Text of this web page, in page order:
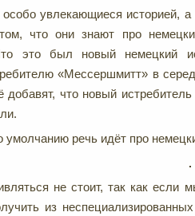
увлекающиеся историей, а
что они знают про
это был новый немецкий
«Мессершмитт» в
что новый
умолчанию речь идёт про
не стоит, так как
из